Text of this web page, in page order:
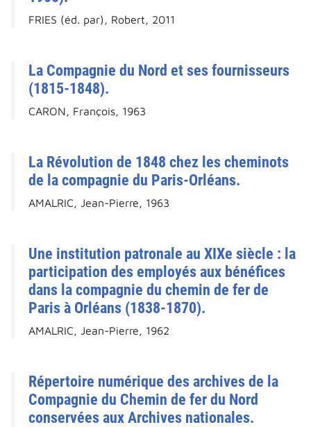
FRIES (éd. par), Robert, 2011
La Compagnie du Nord et ses fournisseurs
(1815-1848).
CARON, François, 1963
La Révolution de 1848 chez les cheminots
de la compagnie du Paris-Orléans.
AMALRIC, Jean-Pierre, 1963
Une institution patronale au XIXe siècle : la
participation des employés aux bénéfices
dans la compagnie du chemin de fer de
Paris à Orléans (1838-1870).
AMALRIC, Jean-Pierre, 1962
Répertoire numérique des archives de la
Compagnie du Chemin de fer du Nord
conservées aux Archives nationales.